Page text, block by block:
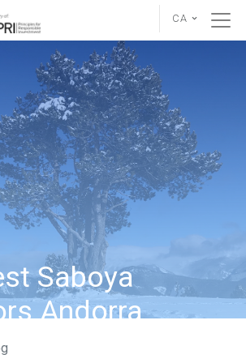
CA
Saboya
Andorra